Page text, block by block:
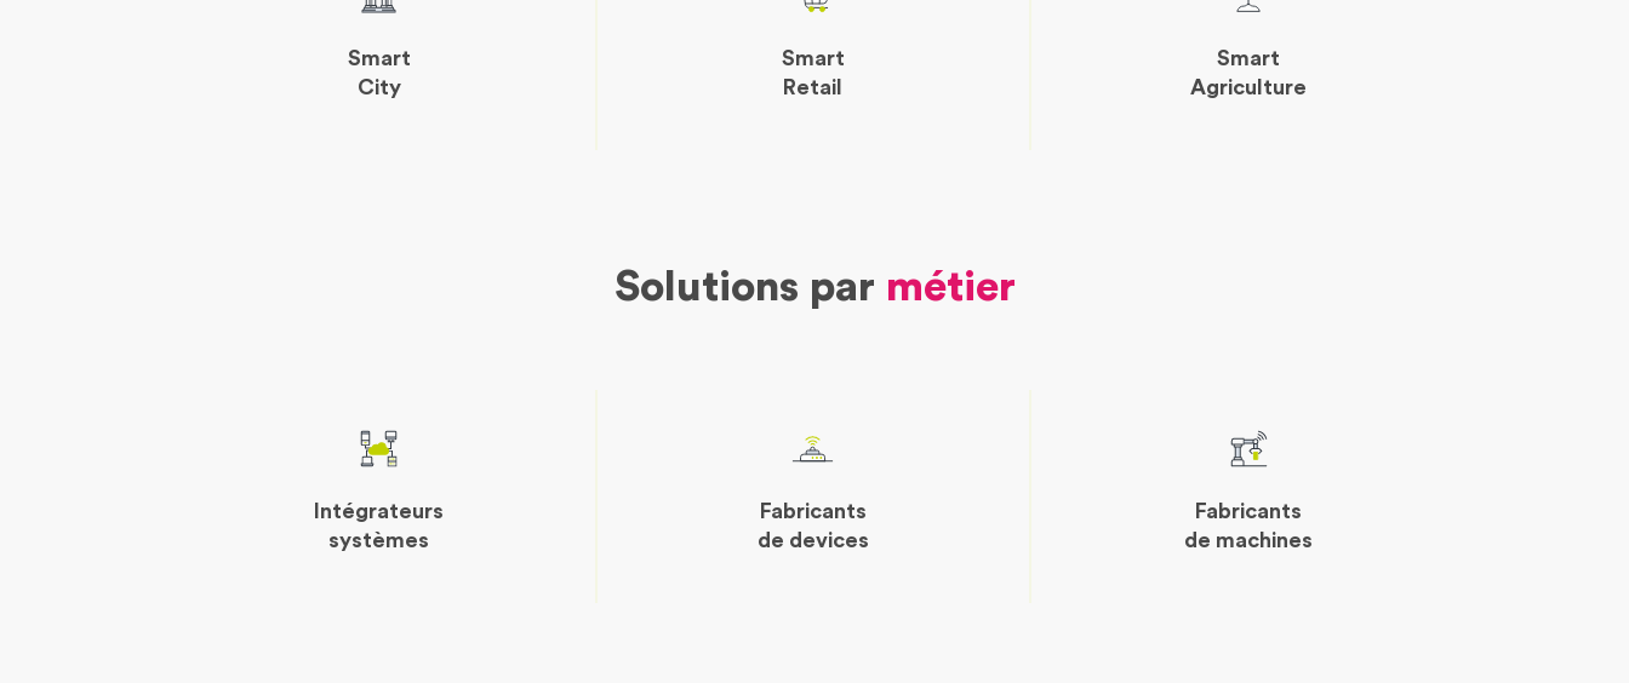
Smart
City
Smart
Retail
Smart
Agriculture
Solutions par métier
Intégrateurs
systèmes
Fabricants
de devices
Fabricants
de machines